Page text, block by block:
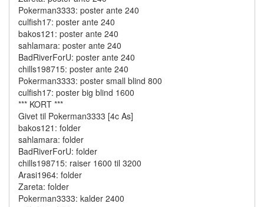
Pokerman3333: poster ante 240
culfish17: poster ante 240
bakos121: poster ante 240
sahlamara: poster ante 240
BadRiverForU: poster ante 240
chills198715: poster ante 240
Pokerman3333: poster small blind 800
culfish17: poster big blind 1600
*** KORT ***
Givet til Pokerman3333 [4c As]
bakos121: folder
sahlamara: folder
BadRiverForU: folder
chills198715: raiser 1600 til 3200
Arasi1964: folder
Zareta: folder
Pokerman3333: kalder 2400